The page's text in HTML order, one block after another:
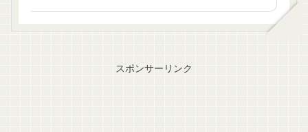
スポンサーリンク